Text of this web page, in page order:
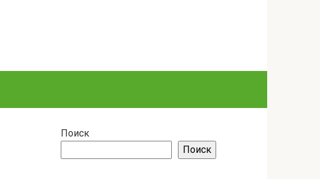
Поиск
Поиск